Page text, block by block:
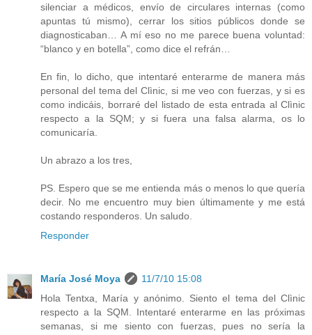
silenciar a médicos, envío de circulares internas (como
apuntas tú mismo), cerrar los sitios públicos donde se
diagnosticaban… A mí eso no me parece buena voluntad:
“blanco y en botella”, como dice el refrán…
En fin, lo dicho, que intentaré enterarme de manera más
personal del tema del Clìnic, si me veo con fuerzas, y si es
como indicáis, borraré del listado de esta entrada al Clìnic
respecto a la SQM; y si fuera una falsa alarma, os lo
comunicaría.
Un abrazo a los tres,
PS. Espero que se me entienda más o menos lo que quería
decir. No me encuentro muy bien últimamente y me está
costando responderos. Un saludo.
Responder
María José Moya
11/7/10 15:08
Hola Tentxa, María y anónimo. Siento el tema del Clìnic
respecto a la SQM. Intentaré enterarme en las próximas
semanas, si me siento con fuerzas, pues no sería la